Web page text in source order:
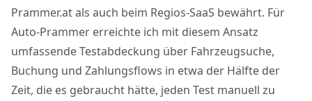
Prammer.at als auch beim Regios-SaaS bewährt. Für
Auto-Prammer erreichte ich mit diesem Ansatz
umfassende Testabdeckung über Fahrzeugsuche,
Buchung und Zahlungsflows in etwa der Hälfte der
Zeit, die es gebraucht hätte, jeden Test manuell zu